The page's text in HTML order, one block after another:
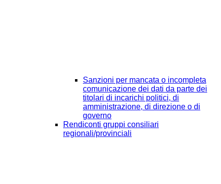
Sanzioni per mancata o incompleta
comunicazione dei dati da parte dei
titolari di incarichi politici, di
amministrazione, di direzione o di
governo
Rendiconti gruppi consiliari
regionali/provinciali